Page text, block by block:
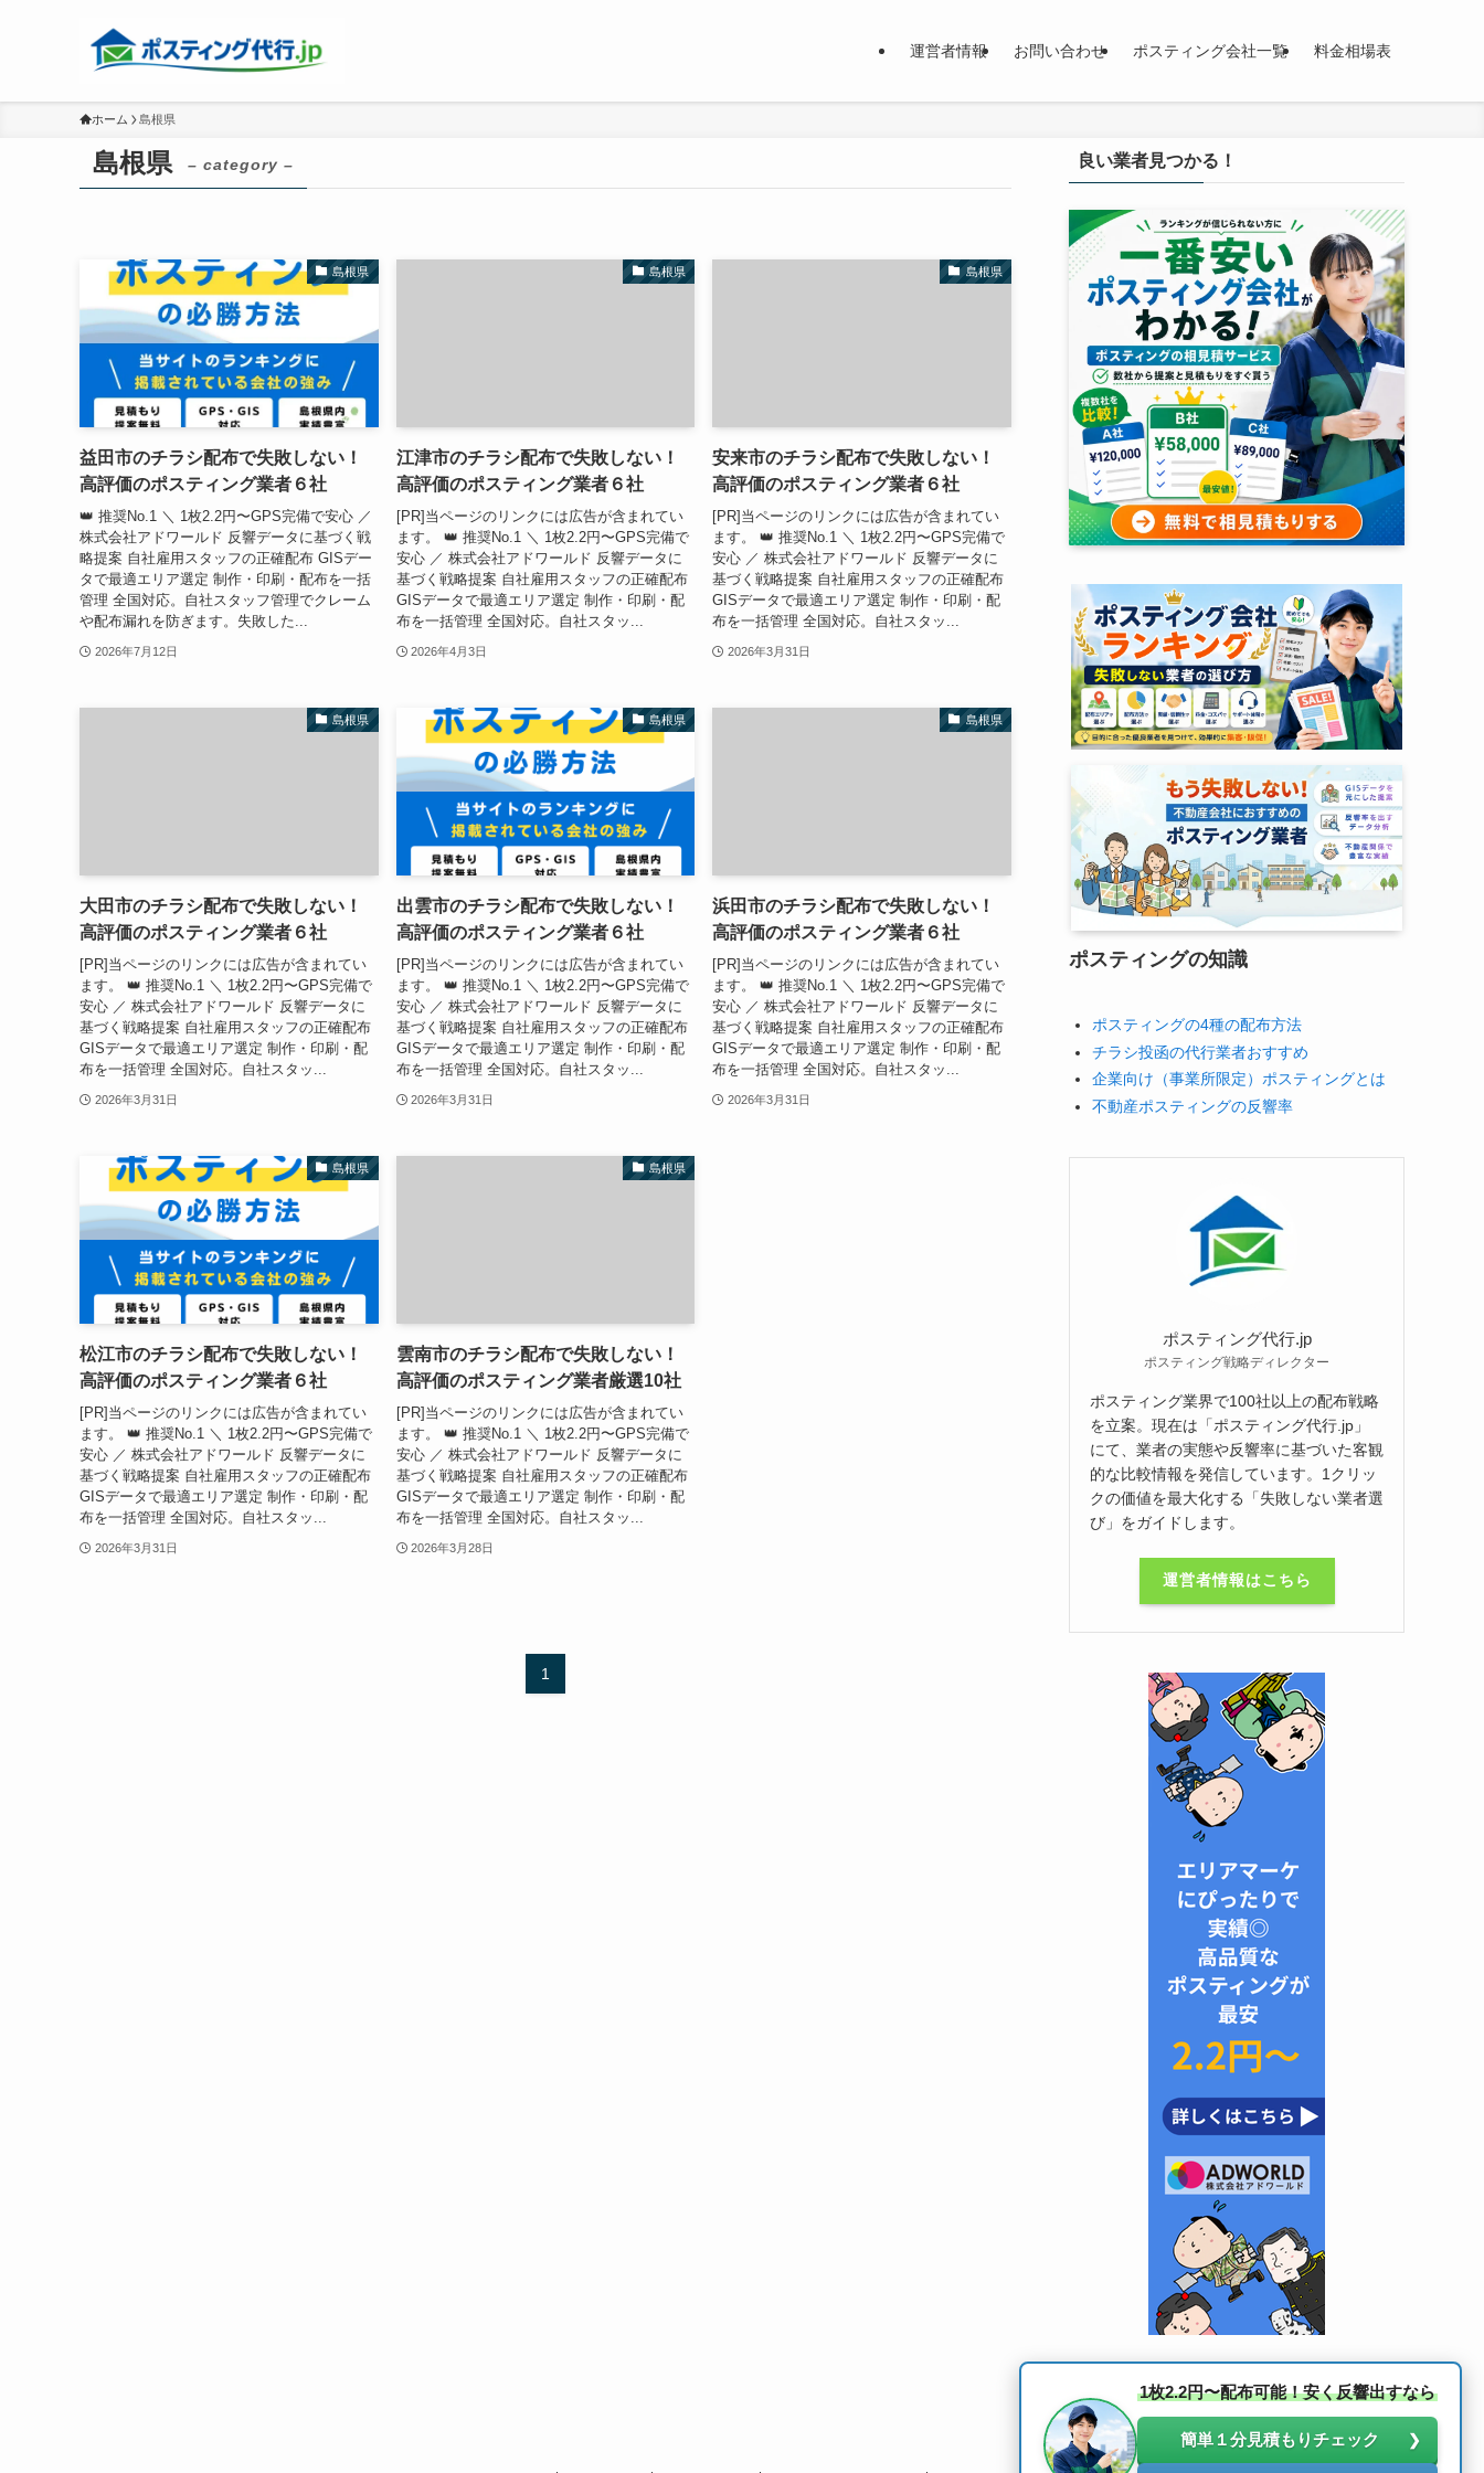
運営者情報 お問い合わせ ポスティング会社一覧 料金相場表
ホーム 島根県
島根県 – category –
島根県
益田市のチラシ配布で失敗しない！
高評価のポスティング業者６社
👑 推奨No.1 ＼ 1枚2.2円〜GPS完備で安心 ／
株式会社アドワールド 反響データに基づく戦
略提案 自社雇用スタッフの正確配布 GISデー
タで最適エリア選定 制作・印刷・配布を一括
管理 全国対応。自社スタッフ管理でクレーム
や配布漏れを防ぎます。失敗した...
2026年7月12日
島根県
江津市のチラシ配布で失敗しない！
高評価のポスティング業者６社
[PR]当ページのリンクには広告が含まれてい
ます。 👑 推奨No.1 ＼ 1枚2.2円〜GPS完備で
安心 ／ 株式会社アドワールド 反響データに
基づく戦略提案 自社雇用スタッフの正確配布
GISデータで最適エリア選定 制作・印刷・配
布を一括管理 全国対応。自社スタッ...
2026年4月3日
島根県
安来市のチラシ配布で失敗しない！
高評価のポスティング業者６社
[PR]当ページのリンクには広告が含まれてい
ます。 👑 推奨No.1 ＼ 1枚2.2円〜GPS完備で
安心 ／ 株式会社アドワールド 反響データに
基づく戦略提案 自社雇用スタッフの正確配布
GISデータで最適エリア選定 制作・印刷・配
布を一括管理 全国対応。自社スタッ...
2026年3月31日
島根県
大田市のチラシ配布で失敗しない！
高評価のポスティング業者６社
[PR]当ページのリンクには広告が含まれてい
ます。 👑 推奨No.1 ＼ 1枚2.2円〜GPS完備で
安心 ／ 株式会社アドワールド 反響データに
基づく戦略提案 自社雇用スタッフの正確配布
GISデータで最適エリア選定 制作・印刷・配
布を一括管理 全国対応。自社スタッ...
2026年3月31日
島根県
出雲市のチラシ配布で失敗しない！
高評価のポスティング業者６社
[PR]当ページのリンクには広告が含まれてい
ます。 👑 推奨No.1 ＼ 1枚2.2円〜GPS完備で
安心 ／ 株式会社アドワールド 反響データに
基づく戦略提案 自社雇用スタッフの正確配布
GISデータで最適エリア選定 制作・印刷・配
布を一括管理 全国対応。自社スタッ...
2026年3月31日
島根県
浜田市のチラシ配布で失敗しない！
高評価のポスティング業者６社
[PR]当ページのリンクには広告が含まれてい
ます。 👑 推奨No.1 ＼ 1枚2.2円〜GPS完備で
安心 ／ 株式会社アドワールド 反響データに
基づく戦略提案 自社雇用スタッフの正確配布
GISデータで最適エリア選定 制作・印刷・配
布を一括管理 全国対応。自社スタッ...
2026年3月31日
島根県
松江市のチラシ配布で失敗しない！
高評価のポスティング業者６社
[PR]当ページのリンクには広告が含まれてい
ます。 👑 推奨No.1 ＼ 1枚2.2円〜GPS完備で
安心 ／ 株式会社アドワールド 反響データに
基づく戦略提案 自社雇用スタッフの正確配布
GISデータで最適エリア選定 制作・印刷・配
布を一括管理 全国対応。自社スタッ...
2026年3月31日
島根県
雲南市のチラシ配布で失敗しない！
高評価のポスティング業者厳選10社
[PR]当ページのリンクには広告が含まれてい
ます。 👑 推奨No.1 ＼ 1枚2.2円〜GPS完備で
安心 ／ 株式会社アドワールド 反響データに
基づく戦略提案 自社雇用スタッフの正確配布
GISデータで最適エリア選定 制作・印刷・配
布を一括管理 全国対応。自社スタッ...
2026年3月28日
1
良い業者見つかる！
ポスティングの知識
ポスティングの4種の配布方法
チラシ投函の代行業者おすすめ
企業向け（事業所限定）ポスティングとは
不動産ポスティングの反響率
ポスティング代行.jp
ポスティング戦略ディレクター
ポスティング業界で100社以上の配布戦略
を立案。現在は「ポスティング代行.jp」
にて、業者の実態や反響率に基づいた客観
的な比較情報を発信しています。1クリッ
クの価値を最大化する「失敗しない業者選
び」をガイドします。
運営者情報はこちら
1枚2.2円〜配布可能！安く反響出すなら
簡単１分見積もりチェック